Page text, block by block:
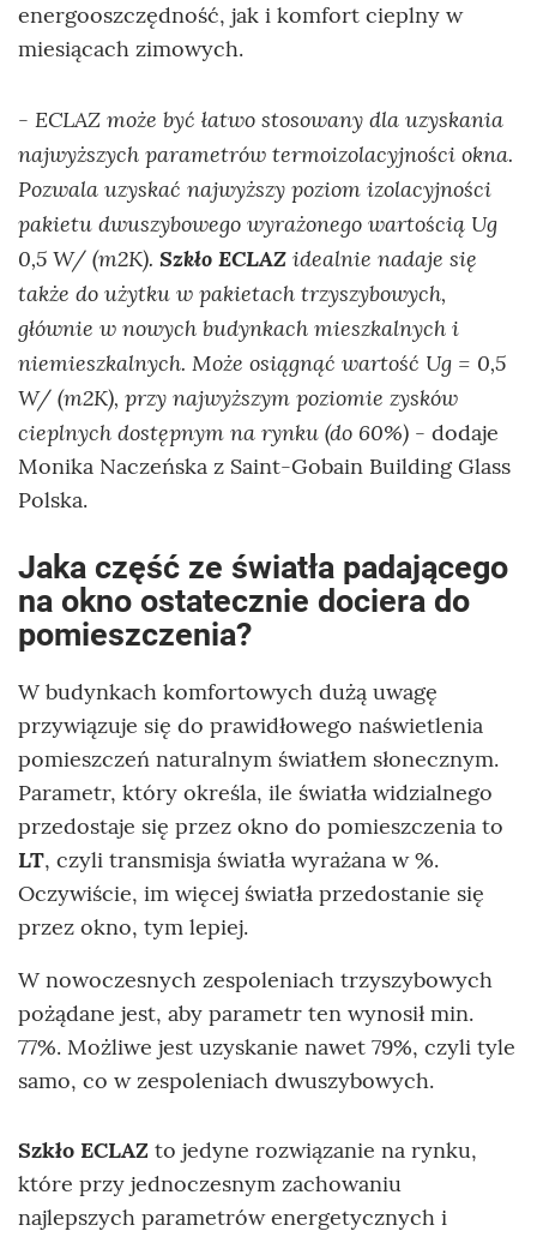
energooszczędność, jak i komfort cieplny w
miesiącach zimowych.
- ECLAZ może być łatwo stosowany dla uzyskania
najwyższych parametrów termoizolacyjności okna.
Pozwala uzyskać najwyższy poziom izolacyjności
pakietu dwuszybowego wyrażonego wartością Ug
0,5 W/ (m2K). Szkło ECLAZ idealnie nadaje się
także do użytku w pakietach trzyszybowych,
głównie w nowych budynkach mieszkalnych i
niemieszkalnych. Może osiągnąć wartość Ug = 0,5
W/ (m2K), przy najwyższym poziomie zysków
cieplnych dostępnym na rynku (do 60%) - dodaje
Monika Naczeńska z Saint-Gobain Building Glass
Polska.
Jaka część ze światła padającego
na okno ostatecznie dociera do
pomieszczenia?
W budynkach komfortowych dużą uwagę
przywiązuje się do prawidłowego naświetlenia
pomieszczeń naturalnym światłem słonecznym.
Parametr, który określa, ile światła widzialnego
przedostaje się przez okno do pomieszczenia to
LT, czyli transmisja światła wyrażana w %.
Oczywiście, im więcej światła przedostanie się
przez okno, tym lepiej.
W nowoczesnych zespoleniach trzyszybowych
pożądane jest, aby parametr ten wynosił min.
77%. Możliwe jest uzyskanie nawet 79%, czyli tyle
samo, co w zespoleniach dwuszybowych.
Szkło ECLAZ to jedyne rozwiązanie na rynku,
które przy jednoczesnym zachowaniu
najlepszych parametrów energetycznych i